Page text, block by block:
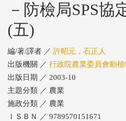
－防檢局SPS協
(五)
編/著/譯者 ／ 許昭元，石正人
出版機關 ／ 行政院農業委員會動
出版日期 ／ 2003-10
主題分類 ／ 農業
施政分類 ／ 農業
ＩＳＢＮ ／ 9789570151671